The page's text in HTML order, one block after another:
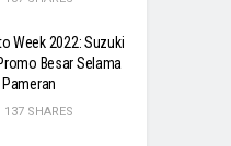
Week 2022: Suzuki
Besar Selama
Pameran
137 SHARES